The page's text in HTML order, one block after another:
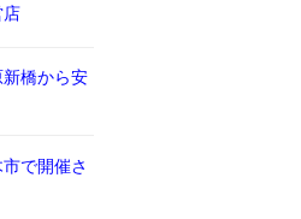
店
橋から安
で開催さ